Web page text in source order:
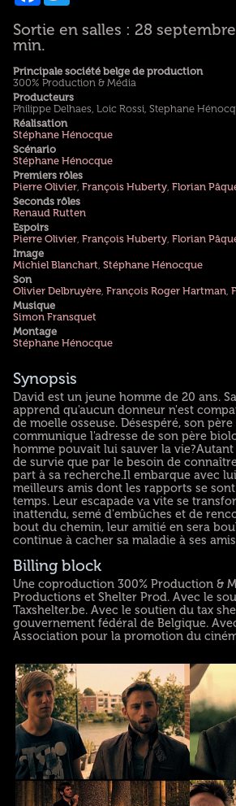
Sortie en salles : 28
min.
Principale société belge de production
300% Production & Média
Producteurs
Philippe Delhaes, Loic Rossi, Stephane
Réalisation
Stéphane Hénocque
Scénario
Stéphane Hénocque
Premiers rôles
Pierre Olivier, François Huberty, Florian
Seconds rôles
Renaud Rutten
Espoirs
Pierre Olivier, François Huberty, Florian
Image
Michiel Blanchart, Stéphane Hénocque
Son
Olivier Delbruyère, François Roger Hartman,
Musique
Simon Fransquet
Montage
Stéphane Hénocque
Synopsis
David est un jeune homme de 20 ans.
apprend qu'aucun donneur n'est
de moelle osseuse. Désespéré, son
communique l'adresse de son père
homme pouvait lui sauver la
de survie que par le besoin de
part à sa recherche.Il embarque avec
meilleurs amis dont les rapports se
temps. Leur escapade va vite se
inattendu, semé d'embûches et de
bout du chemin, leur amitié en sera
continue à cacher sa maladie à ses
Billing block
Une coproduction 300% Production &
Productions et Shelter Prod. Avec le
Taxshelter.be. Avec le soutien du tax
gouvernement fédéral de Belgique.
Association pour la promotion du